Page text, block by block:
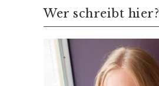
Wer schreibt hier?